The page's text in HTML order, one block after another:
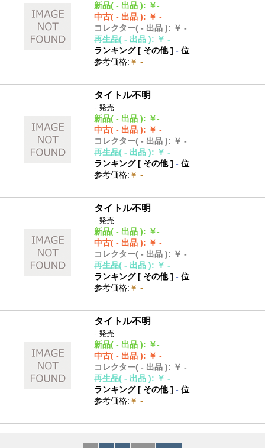
新品( - 出品 ): ￥-
中古( - 出品 ): ￥ -
コレクター( - 出品 ): ￥ -
再生品( - 出品 ): ￥ -
ランキング [ その他]- 位
参考価格: ￥ -
タイトル不明
- 発売
新品( - 出品 ): ￥-
中古( - 出品 ): ￥ -
コレクター( - 出品 ): ￥ -
再生品( - 出品 ): ￥ -
ランキング [ その他]- 位
参考価格: ￥ -
タイトル不明
- 発売
新品( - 出品 ): ￥-
中古( - 出品 ): ￥ -
コレクター( - 出品 ): ￥ -
再生品( - 出品 ): ￥ -
ランキング [ その他]- 位
参考価格: ￥ -
タイトル不明
- 発売
新品( - 出品 ): ￥-
中古( - 出品 ): ￥ -
コレクター( - 出品 ): ￥ -
再生品( - 出品 ): ￥ -
ランキング [ その他]- 位
参考価格: ￥ -